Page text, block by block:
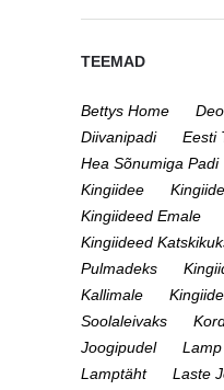
TEEMAD
Bettys Home
Diivanipadi
Eesti
Hea Sõnumiga Padi
Kingiidee
Kingiideed Emale
Kingiideed
Pulmadeks
Kallimale
Soolaleivaks
Joogipudel
Lamp
Lamptäht
Laste